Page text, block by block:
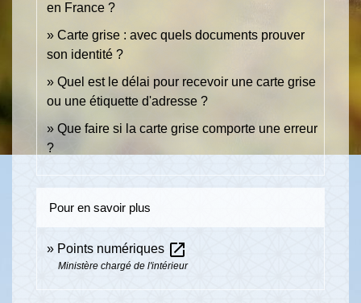
en France ?
Carte grise : avec quels documents prouver
son identité ?
Quel est le délai pour recevoir une carte grise
ou une étiquette d'adresse ?
Que faire si la carte grise comporte une erreur
?
Pour en savoir plus
Points numériques open_in_new
Ministère chargé de l'intérieur